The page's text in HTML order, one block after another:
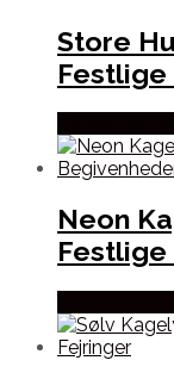
Store
Festlige
Neon